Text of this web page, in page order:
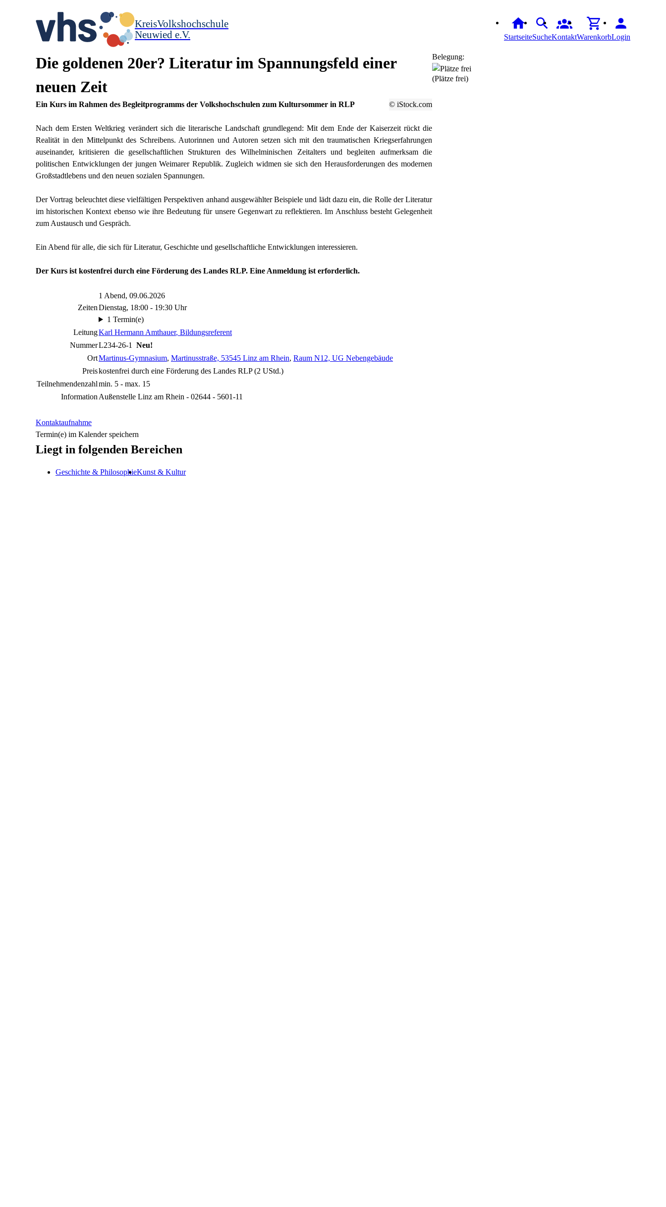
KreisVolkshochschule
Neuwied e.V.
StartseiteSucheKontaktWarenkorbLogin
Die goldenen 20er? Literatur im Spannungsfeld einer
neuen Zeit
© iStock.com
Ein Kurs im Rahmen des Begleitprogramms der Volkshochschulen zum Kultursommer in RLP
Nach dem Ersten Weltkrieg verändert sich die literarische Landschaft grundlegend: Mit dem Ende der Kaiserzeit rückt die
Realität in den Mittelpunkt des Schreibens. Autorinnen und Autoren setzen sich mit den traumatischen Kriegserfahrungen
auseinander, kritisieren die gesellschaftlichen Strukturen des Wilhelminischen Zeitalters und begleiten aufmerksam die
politischen Entwicklungen der jungen Weimarer Republik. Zugleich widmen sie sich den Herausforderungen des modernen
Großstadtlebens und den neuen sozialen Spannungen.
Der Vortrag beleuchtet diese vielfältigen Perspektiven anhand ausgewählter Beispiele und lädt dazu ein, die Rolle der Literatur
im historischen Kontext ebenso wie ihre Bedeutung für unsere Gegenwart zu reflektieren. Im Anschluss besteht Gelegenheit
zum Austausch und Gespräch.
Ein Abend für alle, die sich für Literatur, Geschichte und gesellschaftliche Entwicklungen interessieren.
Der Kurs ist kostenfrei durch eine Förderung des Landes RLP. Eine Anmeldung ist erforderlich.
Zeiten
1 Abend, 09.06.2026
Dienstag, 18:00 - 19:30 Uhr
1 Termin(e)
LeitungKarl Hermann Amthauer, Bildungsreferent
NummerL234-26-1 Neu!
OrtMartinus-Gymnasium, Martinusstraße, 53545 Linz am Rhein, Raum N12, UG Nebengebäude
Preiskostenfrei durch eine Förderung des Landes RLP (2 UStd.)
Teilnehmendenzahlmin. 5 - max. 15
Information Außenstelle Linz am Rhein - 02644 - 5601-11
Kontaktaufnahme
Belegung:
(Plätze frei)
Termin(e) im Kalender speichern
Liegt in folgenden Bereichen
Geschichte & PhilosophieKunst & Kultur